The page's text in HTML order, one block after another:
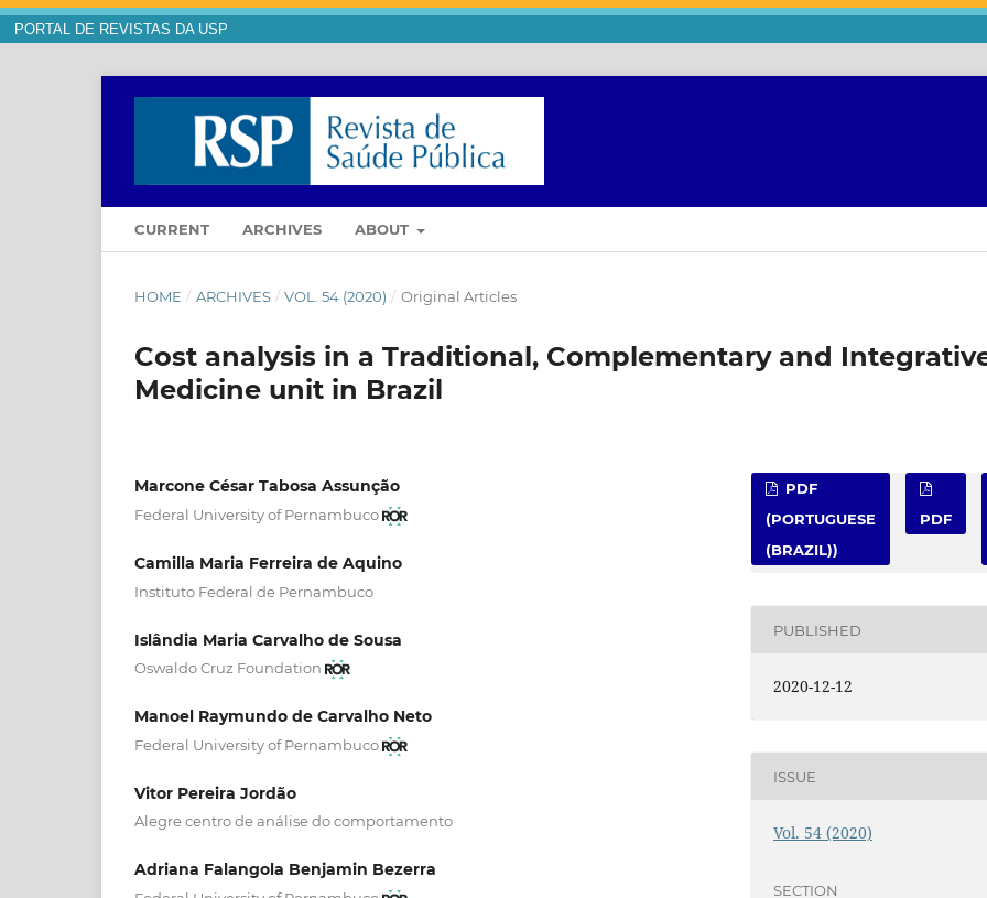
PORTAL DE REVISTAS DA USP
CURRENT ARCHIVES ABOUT
HOME / ARCHIVES / VOL. 54 (2020) / Original Articles
Cost analysis in a Traditional, Complementary and
Medicine unit in Brazil
Marcone César Tabosa Assunção
Federal University of Pernambuco
Camilla Maria Ferreira de Aquino
Instituto Federal de Pernambuco
Islândia Maria Carvalho de Sousa
Oswaldo Cruz Foundation
Manoel Raymundo de Carvalho Neto
Federal University of Pernambuco
Vitor Pereira Jordão
Alegre centro de análise do comportamento
Adriana Falangola Benjamin Bezerra
PDF
(PORTUGUESE
(BRAZIL))
PDF
PUBLISHED
2020-12-12
ISSUE
Vol. 54 (2020)
SECTION